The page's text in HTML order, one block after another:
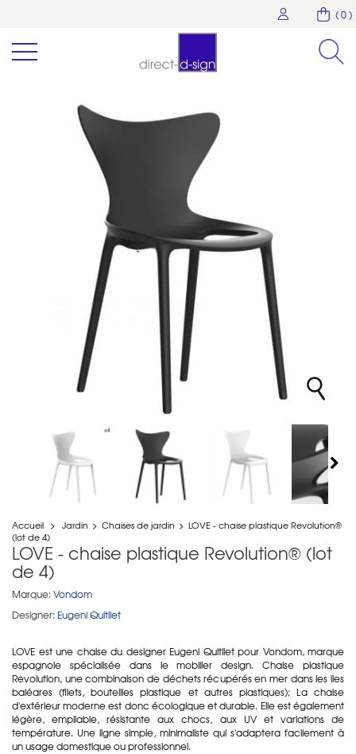
( 0 )
Accueil > Jardin > Chaises de jardin > LOVE - chaise plastique Revolution®
(lot de 4)
LOVE - chaise plastique Revolution® (lot
de 4)
Marque: Vondom
Designer: Eugeni Quitllet
LOVE est une chaise du designer Eugeni Quitllet pour Vondom, marque
espagnole spécialisée dans le mobilier design. Chaise plastique
Revolution, une combinaison de déchets récupérés en mer dans les iles
baléares (filets, bouteilles plastique et autres plastiques); La chaise
d'extérieur moderne est donc écologique et durable. Elle est également
légère, empilable, résistante aux chocs, aux UV et variations de
température. Une ligne simple, minimaliste qui s'adaptera facilement à
un usage domestique ou professionnel.